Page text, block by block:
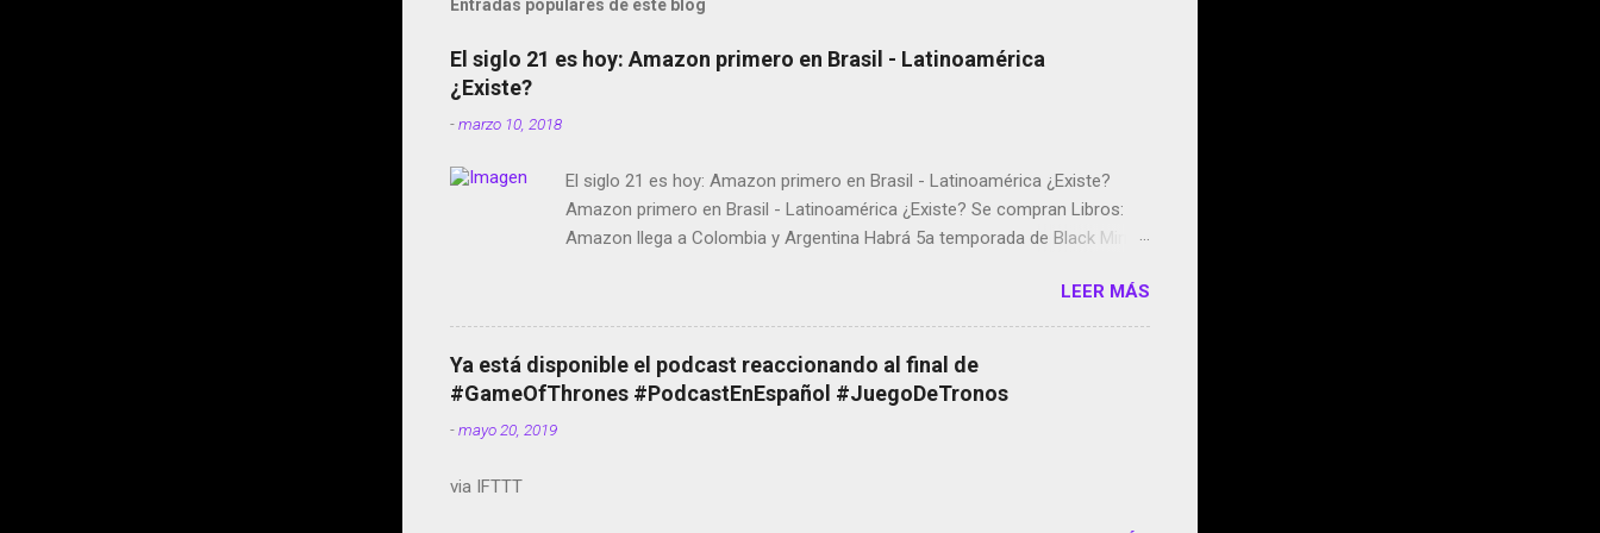
Entradas populares de este blog
El siglo 21 es hoy: Amazon primero en Brasil - Latinoamérica
¿Existe?
-marzo 10, 2018
El siglo 21 es hoy: Amazon primero en Brasil - Latinoamérica ¿Existe?
Amazon primero en Brasil - Latinoamérica ¿Existe? Se compran Libros:
Amazon llega a Colombia y Argentina Habrá 5a temporada de Black Mirror
copyright en Instagram Música y vídeo selfies en la red social Riddley
Scott saca a Kevin Spacey de su película Francisco regaña a los que usan
el smartphone en sus misas La serie de la Tierra Media GoBee - StartUp
de bicicletas de alquiler Stop Motion en Instagram Vodafone: me siento
tumbado. Amazon Music: Chingo yo, chingas tu... http://amzn.to/2z1UkPK
LEER MÁS
Ya está disponible el podcast reaccionando al final de
#GameOfThrones #PodcastEnEspañol #JuegoDeTronos
-mayo 20, 2019
via IFTTT